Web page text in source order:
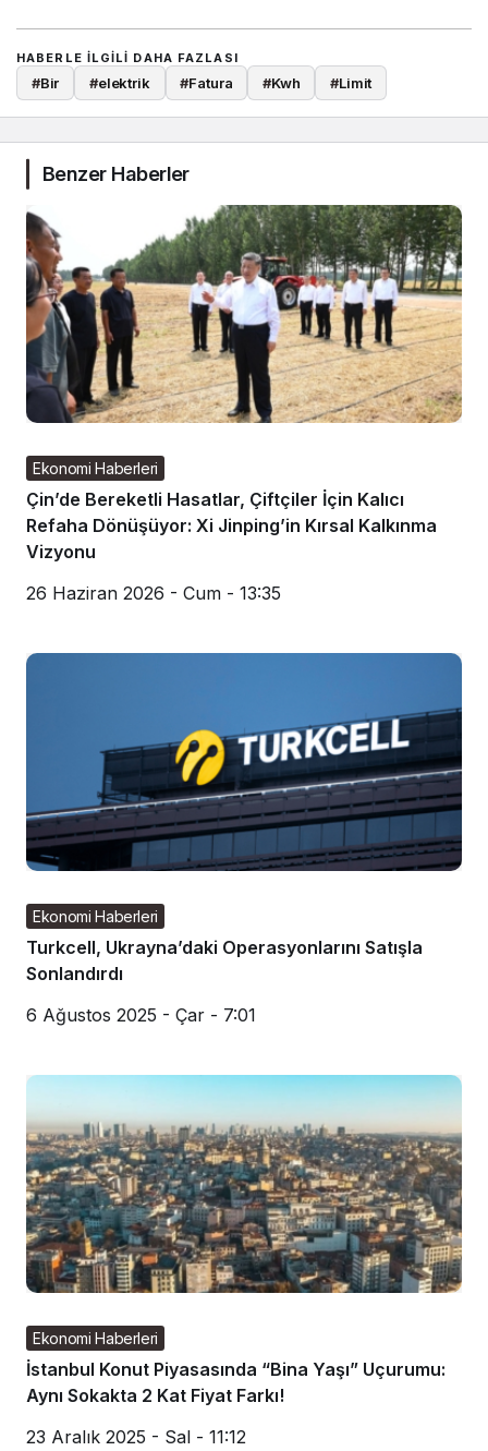
HABERLE ILGILI DAHA FAZLASI
#Bir #elektrik #Fatura #Kwh #Limit
Benzer Haberler
Ekonomi Haberleri
Çin’de Bereketli Hasatlar, Çiftçiler İçin Kalıcı
Refaha Dönüşüyor: Xi Jinping’in Kırsal Kalkınma
Vizyonu
26 Haziran 2026 - Cum - 13:35
Ekonomi Haberleri
Turkcell, Ukrayna’daki Operasyonlarını Satışla
Sonlandırdı
6 Ağustos 2025 - Çar - 7:01
Ekonomi Haberleri
İstanbul Konut Piyasasında “Bina Yaşı” Uçurumu:
Aynı Sokakta 2 Kat Fiyat Farkı!
23 Aralık 2025 - Sal - 11:12